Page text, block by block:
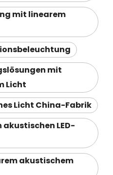
mit linearem
mit
Licht
Licht China-Fabrik
LED-
akustischem